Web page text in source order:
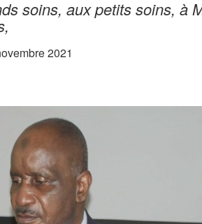
soins, aux petits soins, à
2021